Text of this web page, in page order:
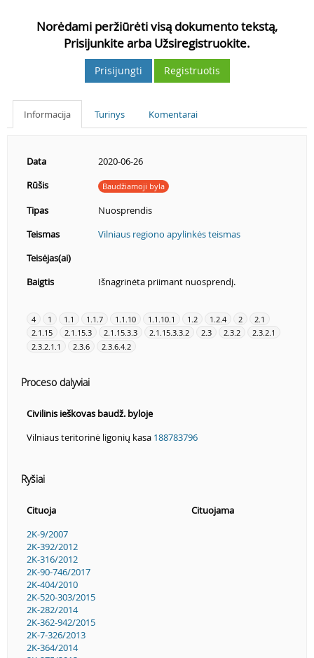
Norėdami peržiūrėti visą dokumento tekstą,
Prisijunkite arba Užsiregistruokite.
Prisijungti Registruotis
Informacija Turinys Komentarai
Data
2020-06-26
Rūšis
Baudžiamoji byla
Tipas
Nuosprendis
Teismas
Vilniaus regiono apylinkės teismas
Teisėjas(ai)
Baigtis
Išnagrinėta priimant nuosprendį.
4 1 1.1 1.1.7 1.1.10 1.1.10.1 1.2 1.2.4 2
2.1
2.1.15
2.1.15.3 2.1.15.3.3 2.1.15.3.3.2 2.3 2.3.2
2.3.2.1
2.3.2.1.1
2.3.6 2.3.6.4.2
Proceso dalyviai
Civilinis ieškovas baudž. byloje
Vilniaus teritorinė ligonių kasa 188783796
Ryšiai
Cituoja
Cituojama
2K-9/2007
2K-392/2012
2K-316/2012
2K-90-746/2017
2K-404/2010
2K-520-303/2015
2K-282/2014
2K-362-942/2015
2K-7-326/2013
2K-364/2014